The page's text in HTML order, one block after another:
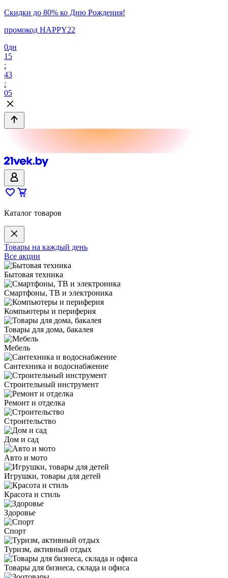
Скидки до 80% ко Дню Рождения!
промокод HAPPY22
0дн
15
:
43
:
05
Каталог товаров
Товары на каждый день
Все акции
Бытовая техника
Смартфоны, ТВ и электроника
Компьютеры и периферия
Товары для дома, бакалея
Мебель
Сантехника и водоснабжение
Строительный инструмент
Ремонт и отделка
Строительство
Дом и сад
Авто и мото
Игрушки, товары для детей
Красота и стиль
Здоровье
Спорт
Туризм, активный отдых
Товары для бизнеса, склада и офиса